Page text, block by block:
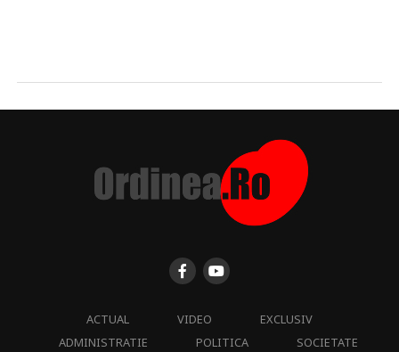
ACTUAL VIDEO
EXCLUSIV
ADMINISTRATIE
POLITICA
SOCIETATE